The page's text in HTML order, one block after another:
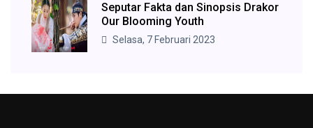
Seputar Fakta dan Sinopsis Drakor
Our Blooming Youth
Selasa, 7 Februari 2023